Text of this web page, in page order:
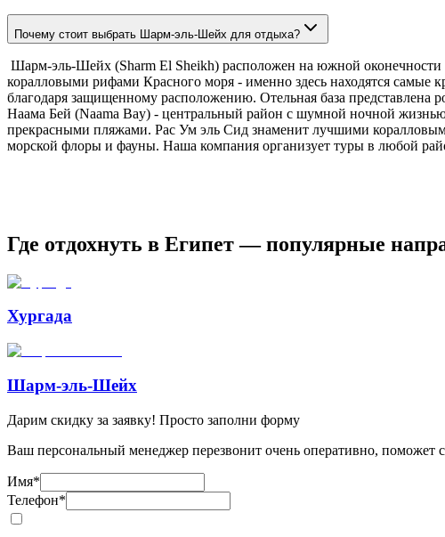
Почему стоит выбрать Шарм-эль-Шейх для отдыха?
Шарм-эль-Шейх (Sharm El Sheikh) расположен на южной
коралловыми рифами Красного моря - именно здесь находятся самые
благодаря защищенному расположению. Отельная база
Наама Бей (Naama Bay) - центральный район с шумной ночной
прекрасными пляжами. Рас Ум эль Сид знаменит лучшими
морской флоры и фауны. Наша компания организует туры в любой
Где отдохнуть в Египет — популярные
Хургада
Шарм-эль-Шейх
Дарим скидку за заявку! Просто заполни форму
Ваш персональный менеджер перезвонит очень оперативно, поможет
Имя*
Телефон*